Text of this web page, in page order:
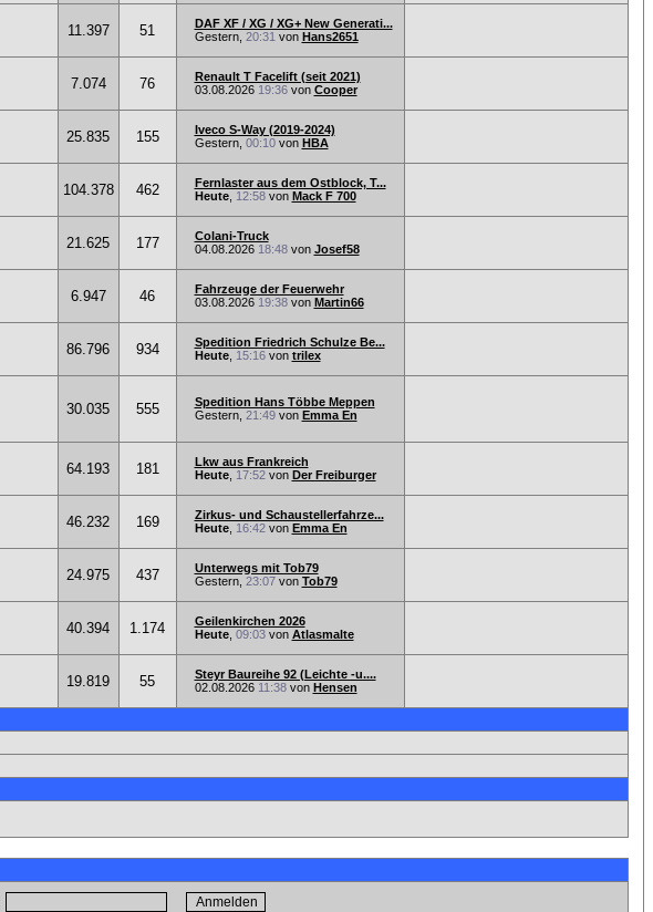
11.397 51
DAF XF / XG / XG+ New Generati...
Gestern, 20:31 von Hans2651
7.074 76
Renault T Facelift (seit 2021)
03.08.2026 19:36von Cooper
25.835 155
Iveco S-Way (2019-2024)
Gestern, 00:10von HBA
104.378 462
Fernlaster aus dem Ostblock, T...
Heute, 12:58von Mack F 700
21.625 177
Colani-Truck
04.08.2026 18:48von Josef58
6.947 46
Fahrzeuge der Feuerwehr
03.08.2026 19:38von Martin66
86.796 934
Spedition Friedrich Schulze Be...
Heute, 15:16von trilex
30.035 555
Spedition Hans Többe Meppen
Gestern, 21:49von Emma En
64.193 181
Lkw aus Frankreich
Heute, 17:52von Der Freiburger
46.232 169
Zirkus- und Schaustellerfahrze...
Heute, 16:42von Emma En
24.975 437
Unterwegs mit Tob79
Gestern, 23:07von Tob79
40.394 1.174
Geilenkirchen 2026
Heute, 09:03von Atlasmalte
19.819 55
Steyr Baureihe 92 (Leichte -u....
02.08.2026 11:38von Hensen